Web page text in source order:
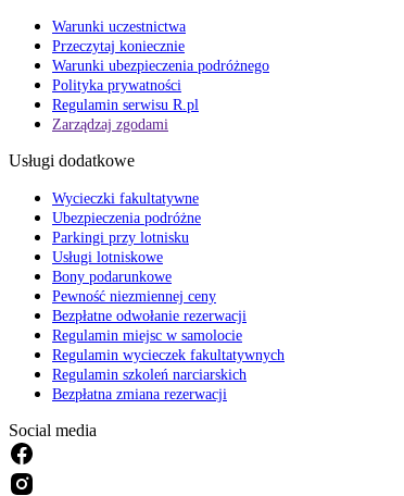
Warunki uczestnictwa
Przeczytaj koniecznie
Warunki ubezpieczenia podróżnego
Polityka prywatności
Regulamin serwisu R.pl
Zarządzaj zgodami
Usługi dodatkowe
Wycieczki fakultatywne
Ubezpieczenia podróżne
Parkingi przy lotnisku
Usługi lotniskowe
Bony podarunkowe
Pewność niezmiennej ceny
Bezpłatne odwołanie rezerwacji
Regulamin miejsc w samolocie
Regulamin wycieczek fakultatywnych
Regulamin szkoleń narciarskich
Bezpłatna zmiana rezerwacji
Social media